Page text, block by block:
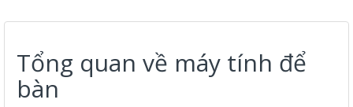
Tổng quan về máy tính để
bàn